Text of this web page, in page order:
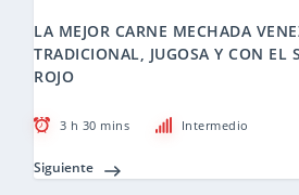
LA MEJOR CARNE MECHADA
TRADICIONAL, JUGOSA Y CON EL
ROJO
3 h 30 mins Intermedio
Siguiente